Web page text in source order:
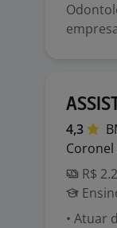
4,3
Coronel
R$
• Atuar